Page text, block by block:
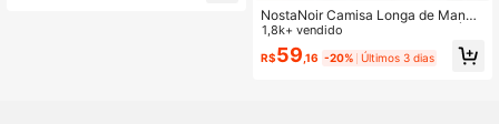
NostaNoir Camisa Longa de Manga
Longa, Casual, Solta, de Botão Únic
o e Cor Sólida para Mulheres
1,8k+ vendido
R$59 ,16 -20% Últimos 3 dias